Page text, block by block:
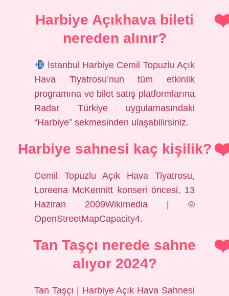
Harbiye Açıkhava bileti
nereden alınır?
İstanbul Harbiye Cemil Topuzlu Açık
Hava Tiyatrosu’nun tüm etkinlik
programına ve bilet satış platformlarına
Radar Türkiye uygulamasındaki
“Harbiye” sekmesinden ulaşabilirsiniz.
Harbiye sahnesi kaç kişilik?
Cemil Topuzlu Açık Hava Tiyatrosu,
Loreena McKennitt konseri öncesi, 13
Haziran 2009Wikimedia | ©
OpenStreetMapCapacity4.
Tan Taşçı nerede sahne
alıyor 2024?
Tan Taşçı | Harbiye Açık Hava Sahnesi